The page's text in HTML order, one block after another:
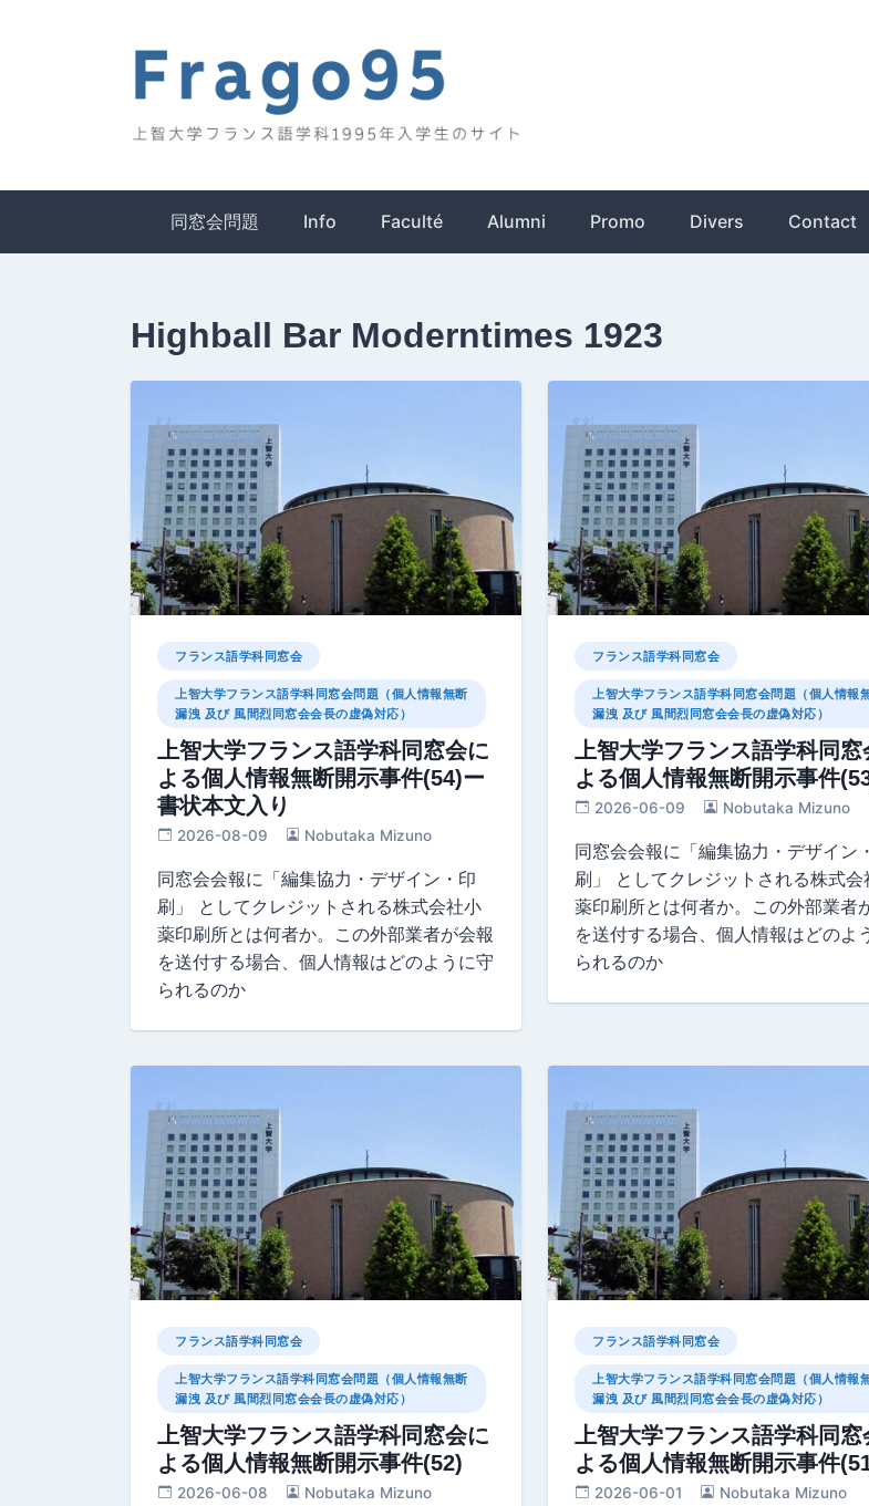
Frago95
同窓会問題 Info Faculté Alumni Promo Divers Contact
Highball Bar Moderntimes 1923
フランス語学科同窓会
上智大学フランス語学科同窓会問題（個人情報無断
漏洩 及び 風間烈同窓会会長の虚偽対応）
上智大学フランス語学科同窓会に
よる個人情報無断開示事件(54)ー
書状本文入り
2026-08-09 Nobutaka Mizuno
同窓会会報に「編集協⼒・デザイン・印
刷」 としてクレジットされる株式会社小
薬印刷所とは何者か。この外部業者が会報
を送付する場合、個人情報はどのように守
られるのか
フランス語学科同窓会
上智大学フランス語学科同窓会問題（個人情報
漏洩 及び 風間烈同窓会会長の虚偽対応）
上智大学フランス語学科同窓
よる個人情報無断開示事件
2026-06-09 Nobutaka Mizuno
同窓会会報に「編集協⼒・デザイン
刷」 としてクレジットされる株式会
薬印刷所とは何者か。この外部業者
を送付する場合、個人情報はどのよ
られるのか
フランス語学科同窓会
上智大学フランス語学科同窓会問題（個人情報無断
漏洩 及び 風間烈同窓会会長の虚偽対応）
上智大学フランス語学科同窓会に
よる個人情報無断開示事件(52)
2026-06-08 Nobutaka Mizuno
フランス語学科同窓会
上智大学フランス語学科同窓会問題（個人情報
漏洩 及び 風間烈同窓会会長の虚偽対応）
上智大学フランス語学科同窓
よる個人情報無断開示事件
2026-06-01 Nobutaka Mizuno